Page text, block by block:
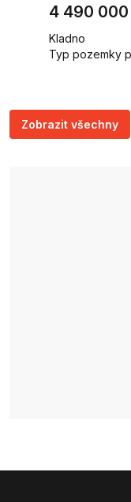
4 490 000
Kladno
Typ pozemky
Zobrazit všechny